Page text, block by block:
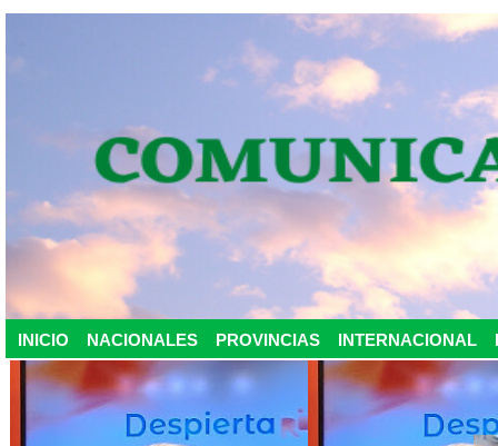
INICIO NACIONALES PROVINCIAS INTERNACIONAL